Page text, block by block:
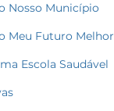
Nosso Município
Meu Futuro Melhor
Escola Saudável